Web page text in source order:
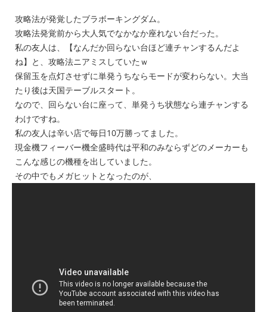
攻略法が発覚したブラボーキングダム。
攻略法発覚前から大人気でなかなか座れない台だった。
私の友人は、【なんだか回らない台ほど連チャンするんだよ
ね】と、攻略法ニアミスしていたｗ
保留玉を点灯させずに単発うちならモードが変わらない。大当
たり後は天国テーブルスタート。
なので、回らない台に座って、単発うち状態なら連チャンする
わけですね。
私の友人は辛い店で毎日10万勝ってました。
現金機フィーバー機全盛時代は平和のみならずどのメーカーも
こんな感じの機種を出していました。
その中でもメガヒットとなったのが、